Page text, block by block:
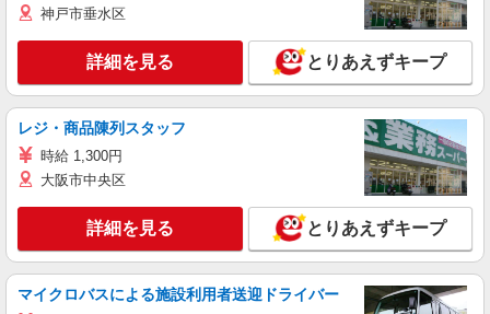
神戸市垂水区
詳細を見る とりあえずキープ
レジ・商品陳列スタッフ
時給 1,300円
大阪市中央区
詳細を見る とりあえずキープ
マイクロバスによる施設利用者送迎ドライバー